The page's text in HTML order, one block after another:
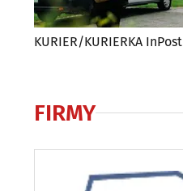
KURIER/KURIERKA InPost
FIRMY